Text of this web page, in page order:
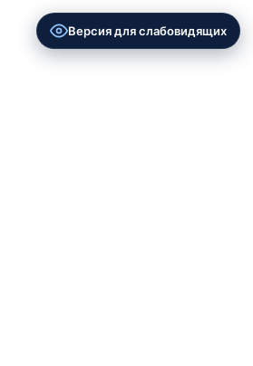
Версия для слабовидящих